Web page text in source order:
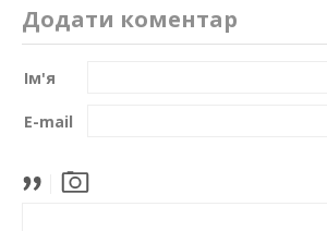
Додати коментар
Ім'я
E-mail